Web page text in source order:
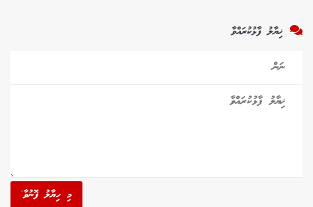
ޚިޔާލު ފާޅުކުރައްވާ
މި ހިޔާލު ފޮނުވާ'